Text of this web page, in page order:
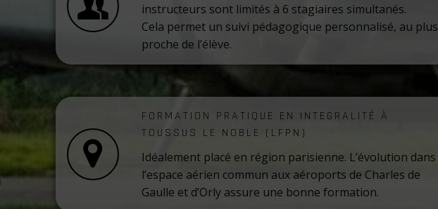
instructeurs sont limités à 6 stagiaires simultanés.
Cela permet un suivi pédagogique personnalisé, au plus
proche de l’élève.
FORMATION PRATIQUE EN INTEGRALITÉ À
TOUSSUS LE NOBLE (LFPN)
Idéalement placé en région parisienne. L’évolution dans
l’espace aérien commun aux aéroports de Charles de
Gaulle et d’Orly assure une bonne formation.